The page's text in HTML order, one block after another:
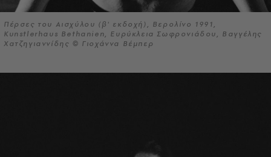
Πέρσες του Αισχύλου (β' εκδοχή), Βερολίνο 1991,
Kunstlerhaus Bethanien, Ευρύκλεια Σωφρονιάδου, Βαγγέλης
Χατζηγιαννίδης © Γιοχάννα Βέμπερ